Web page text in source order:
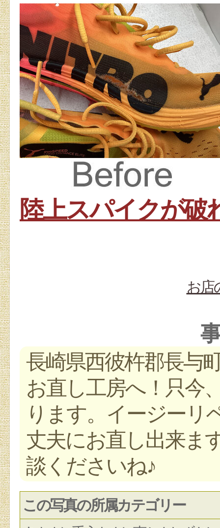
お店
長崎県西彼杵郡長与
お直し工房へ！只今
ります。イージーリ
丈夫にお直し出来ま
談くださいね♪
この写真の所属カテゴリー